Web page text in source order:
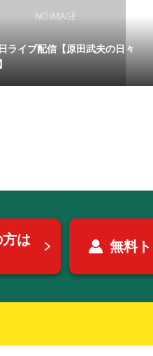
ライブ配信【原田武夫の日々
は
無料